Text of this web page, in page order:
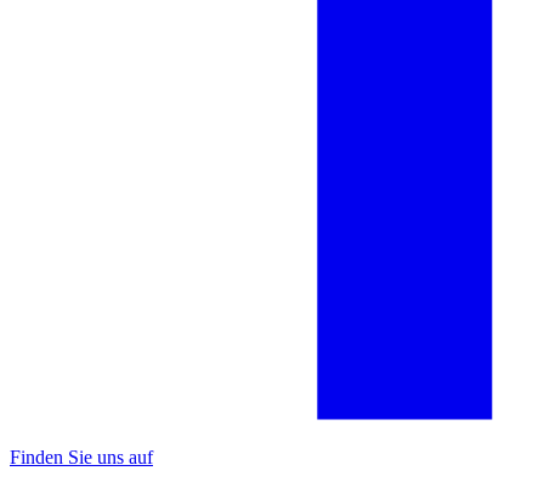
Finden Sie uns auf